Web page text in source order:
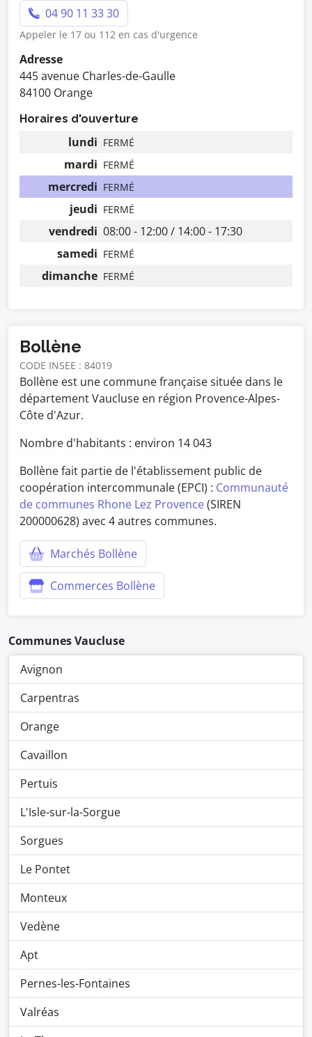
04 90 11 33 30
Appeler le 17 ou 112 en cas d'urgence
Adresse
445 avenue Charles-de-Gaulle
84100 Orange
Horaires d'ouverture
lundi FERMÉ
mardi FERMÉ
mercredi FERMÉ
jeudi FERMÉ
vendredi 08:00 - 12:00 / 14:00 - 17:30
samedi FERMÉ
dimanche FERMÉ
Bollène
CODE INSEE : 84019
Bollène est une commune française située dans le
département Vaucluse en région Provence-Alpes-
Côte d'Azur.
Nombre d'habitants : environ 14 043
Bollène fait partie de l'établissement public de
coopération intercommunale (EPCI) : Communauté
de communes Rhone Lez Provence(SIREN
200000628) avec 4 autres communes.
Marchés Bollène
Commerces Bollène
Communes Vaucluse
Avignon
Carpentras
Orange
Cavaillon
Pertuis
L'Isle-sur-la-Sorgue
Sorgues
Le Pontet
Monteux
Vedène
Apt
Pernes-les-Fontaines
Valréas